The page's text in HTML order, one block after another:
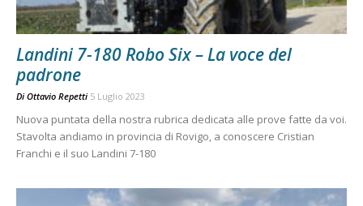
Landini 7-180 Robo Six – La voce del
padrone
Di Ottavio Repetti 5 Luglio 2023
Nuova puntata della nostra rubrica dedicata alle prove fatte da voi.
Stavolta andiamo in provincia di Rovigo, a conoscere Cristian
Franchi e il suo Landini 7-180